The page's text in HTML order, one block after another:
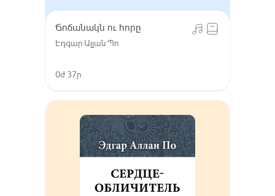
Ճոճանակն ու հորը
Էդգար Ալլան Պո
0ժ 37ր